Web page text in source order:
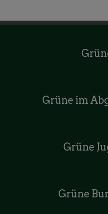
Grüne im
Grüne
Grüne